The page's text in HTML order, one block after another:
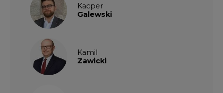
Kacper
Galewski
Kamil
Zawicki